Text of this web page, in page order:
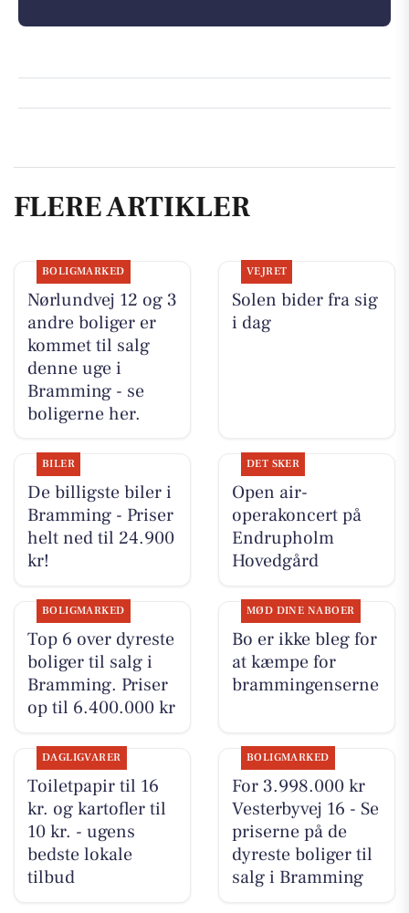
FLERE ARTIKLER
BOLIGMARKED
Nørlundvej 12 og 3
andre boliger er
kommet til salg
denne uge i
Bramming - se
boligerne her.
VEJRET
Solen bider fra sig
i dag
BILER
De billigste biler i
Bramming - Priser
helt ned til 24.900
kr!
DET SKER
Open air-
operakoncert på
Endrupholm
Hovedgård
BOLIGMARKED
Top 6 over dyreste
boliger til salg i
Bramming. Priser
op til 6.400.000 kr
MØD DINE NABOER
Bo er ikke bleg for
at kæmpe for
brammingenserne
DAGLIGVARER
Toiletpapir til 16
kr. og kartofler til
10 kr. - ugens
bedste lokale
tilbud
BOLIGMARKED
For 3.998.000 kr
Vesterbyvej 16 - Se
priserne på de
dyreste boliger til
salg i Bramming